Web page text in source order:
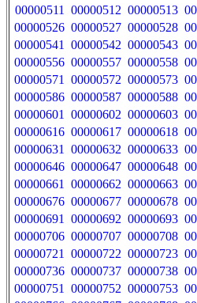
00000511
00000512 00000513
00000526 00000527 00000528
00000541
00000542 00000543
00000556 00000557 00000558
00000571
00000572 00000573
00000586 00000587 00000588
00000601
00000602 00000603
00000616 00000617 00000618
00000631
00000632 00000633
00000646 00000647 00000648
00000661
00000662 00000663
00000676 00000677 00000678
00000691
00000692 00000693
00000706 00000707 00000708
00000721
00000722 00000723
00000736 00000737 00000738
00000751
00000752 00000753